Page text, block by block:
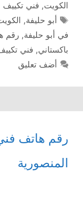
الكويت, فني تكييف
الوسوم
أبو حليفة,
في أبو حليفة, رقم
باكستاني, فني
أضف تعليق
رقم هاتف
المنصورية